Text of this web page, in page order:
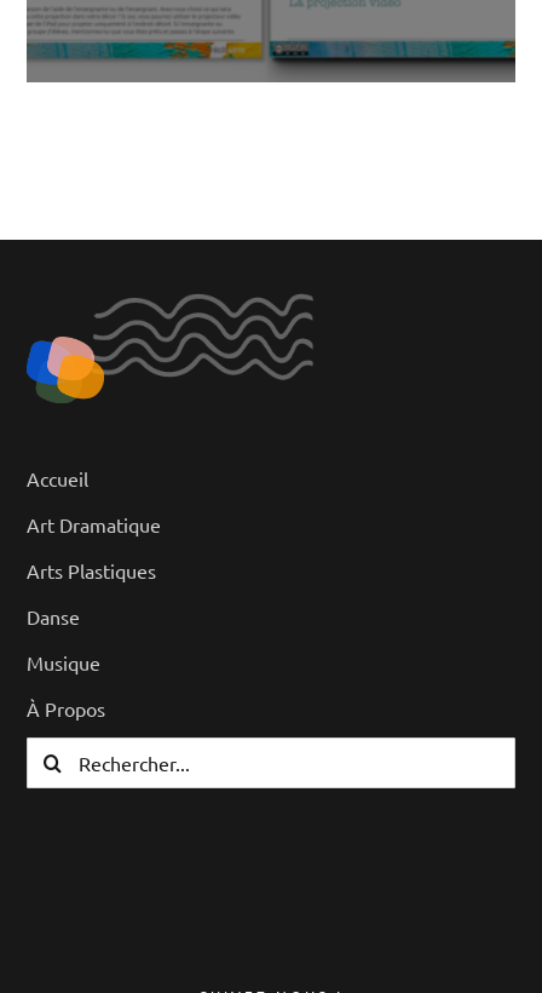
Accueil
Art Dramatique
Arts Plastiques
Danse
Musique
À Propos
Rechercher: